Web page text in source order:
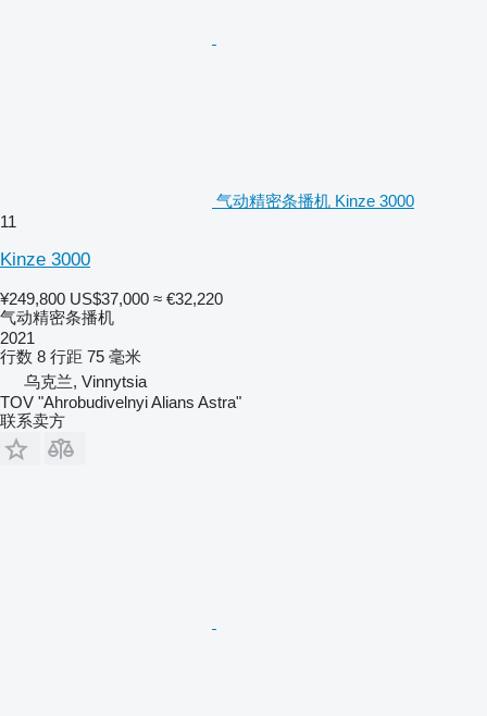
气动精密条播机 Kinze 3000
11
Kinze 3000
¥249,800 US$37,000 ≈ €32,220
气动精密条播机
2021
行数 8 行距 75 毫米
乌克兰, Vinnytsia
TOV "Ahrobudivelnyi Alians Astra"
联系卖方